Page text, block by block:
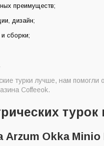
Okka Black Gold
турок по версии
турке отдать предпочтение?
электрическую турку
хорошей
преимуществ;
дизайн;
сборки;
турки лучше, нам
Coffeeok.
турок
Arzum Okka